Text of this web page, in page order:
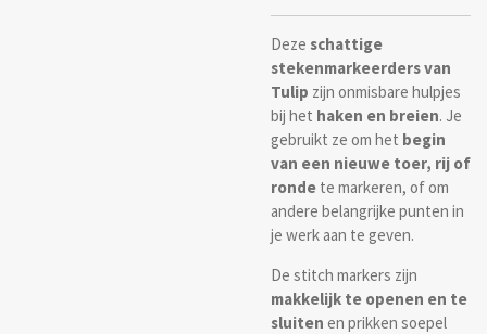
Deze schattige
stekenmarkeerders van
Tulip zijn onmisbare hulpjes
bij het haken en breien. Je
gebruikt ze om het begin
van een nieuwe toer, rij of
ronde te markeren, of om
andere belangrijke punten in
je werk aan te geven.
De stitch markers zijn
makkelijk te openen en te
sluiten en prikken soepel